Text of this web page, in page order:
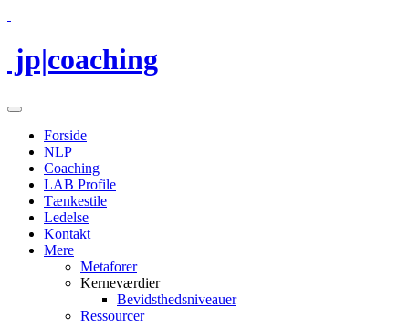
jp|coaching
Forside
NLP
Coaching
LAB Profile
Tænkestile
Ledelse
Kontakt
Mere
Metaforer
Kerneværdier
Bevidsthedsniveauer
Ressourcer